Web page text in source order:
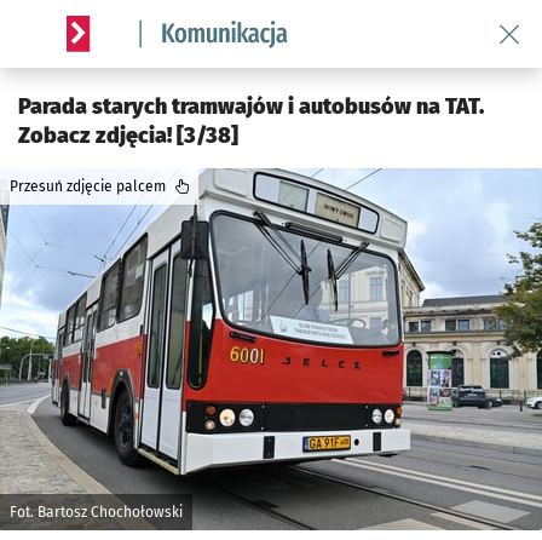
Serwis informacyjny wroclaw.pl podserwis: Komunikacja
Parada starych tramwajów i autobusów na TAT.
Zobacz zdjęcia! [3/38]
Fot. Bartosz Chochołowski
Przesuń zdjęcie palcem